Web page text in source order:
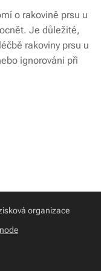
o rakovině prsu u
Je důležité,
rakoviny prsu u
ignorováni při
organizace